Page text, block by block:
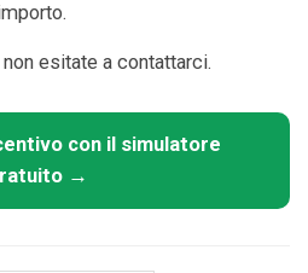
esitate a contattarci.
con il simulatore
→